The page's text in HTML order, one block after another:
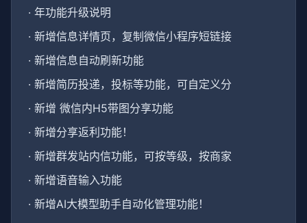
· 年功能升级说明
· 新增信息详情页，复制微信小程序短链接
· 新增信息自动刷新功能
· 新增简历投递，投标等功能，可自定义分
· 新增 微信内H5带图分享功能
· 新增分享返利功能！
· 新增群发站内信功能，可按等级，按商家
· 新增语音输入功能
· 新增AI大模型助手自动化管理功能！